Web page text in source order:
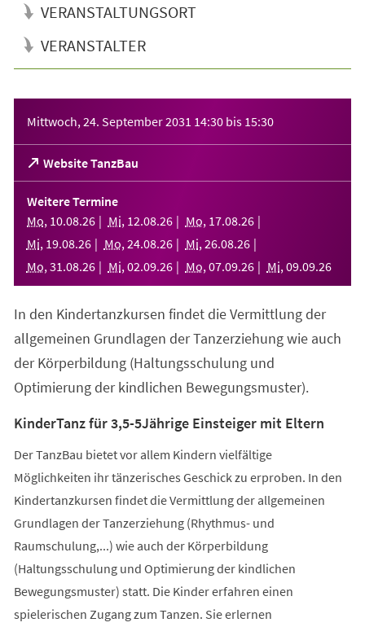
VERANSTALTUNGSORT
VERANSTALTER
Mittwoch, 24. September 2031 14:30 bis 15:30
Website TanzBau
(Öffnet
in
einem
neuen
Tab)
Weitere Termine
Mo, 10.08.26 Mi, 12.08.26 Mo, 17.08.26
Mi, 19.08.26 Mo, 24.08.26 Mi, 26.08.26
Mo, 31 .08.26 Mi, 02.09.26 Mo, 07.09.26 Mi, 09.09.26
In den Kindertanzkursen findet die Vermittlung der
allgemeinen Grundlagen der Tanzerziehung wie auch
der Körperbildung (Haltungsschulung und
Optimierung der kindlichen Bewegungsmuster).
KinderTanz für 3,5-5Jährige Einsteiger mit Eltern
Der TanzBau bietet vor allem Kindern vielfältige
Möglichkeiten ihr tänzerisches Geschick zu erproben. In den
Kindertanzkursen findet die Vermittlung der allgemeinen
Grundlagen der Tanzerziehung (Rhythmus- und
Raumschulung,...) wie auch der Körperbildung
(Haltungsschulung und Optimierung der kindlichen
Bewegungsmuster) statt. Die Kinder erfahren einen
spielerischen Zugang zum Tanzen. Sie erlernen